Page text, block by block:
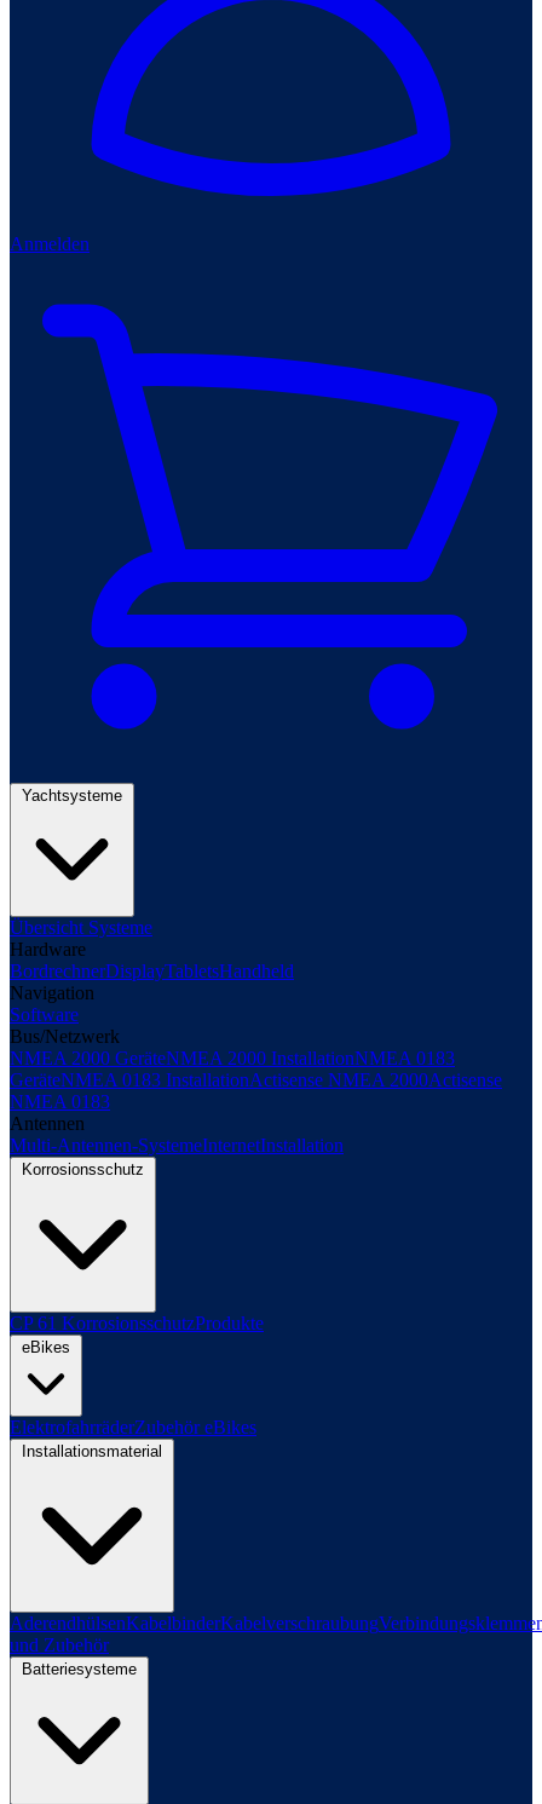
Anmelden
Übersicht Systeme
Hardware
BordrechnerDisplayTabletsHandheld
Navigation
Software
Bus/Netzwerk
NMEA 2000 GeräteNMEA 2000 InstallationNMEA 0183
GeräteNMEA 0183 InstallationActisense NMEA 2000Actisense
NMEA 0183
Antennen
Multi-Antennen-SystemeInternetInstallation
CP 61 KorrosionsschutzProdukte
ElektrofahrräderZubehör eBikes
AderendhülsenKabelbinderKabelverschraubung
und Zubehör